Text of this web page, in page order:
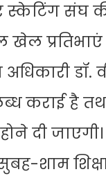
स्केटिंग संघ
प्रतिभाएं
डॉ.
कराई है
दी जाएगी।
शाम शिक्षा